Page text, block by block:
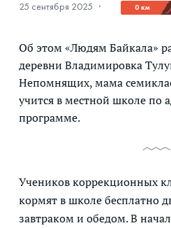
25 сентября 2025 · 0 км
Об этом «Людям Байкала»
деревни Владимировка
Непомнящих, мама
учится в местной школе по
программе.
Учеников коррекционных
кормят в школе бесплатно
завтраком и обедом. В